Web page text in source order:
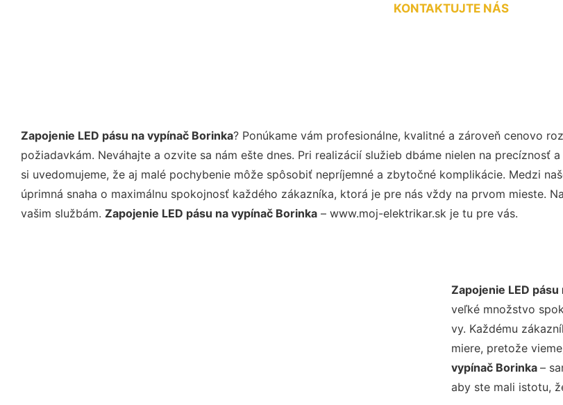
KONTAKTUJTE NÁS
Zapojenie LED pásu na vypínač Borinka? Ponúkame vám profesionálne, kvalitné a zároveň cenovo
požiadavkám. Neváhajte a ozvite sa nám ešte dnes. Pri realizácií služieb dbáme nielen na
si uvedomujeme, že aj malé pochybenie môže spôsobiť nepríjemné a zbytočné komplikácie. Medzi
úprimná snaha o maximálnu spokojnosť každého zákazníka, ktorá je pre nás vždy na prvom mieste.
vašim službám. Zapojenie LED pásu na vypínač Borinka – www.moj-elektrikar.sk je tu pre vás.
Zapojenie LED
veľké množstvo
vy. Každému
miere, pretože
vypínač Borinka –
aby ste mali istotu,